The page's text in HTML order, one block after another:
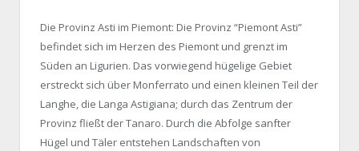
Die Provinz Asti im Piemont: Die Provinz “Piemont Asti”
befindet sich im Herzen des Piemont und grenzt im
Süden an Ligurien. Das vorwiegend hügelige Gebiet
erstreckt sich über Monferrato und einen kleinen Teil der
Langhe, die Langa Astigiana; durch das Zentrum der
Provinz fließt der Tanaro. Durch die Abfolge sanfter
Hügel und Täler entstehen Landschaften von